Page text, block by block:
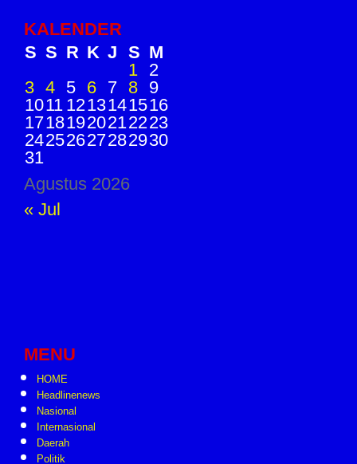
KALENDER
Agustus 2026
S S R K J S M
1 2
3 4 5 6 7 8 9
1011 1213141516
17181920212223
24252627282930
31
« Jul
MENU
HOME
Headlinenews
Nasional
Internasional
Daerah
Politik